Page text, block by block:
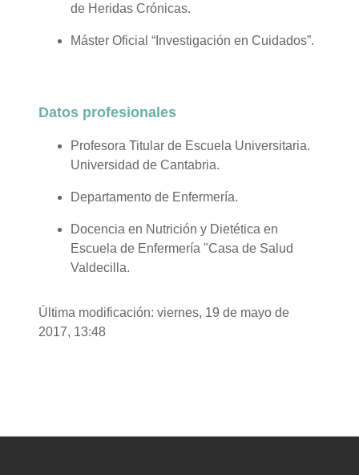
de Heridas Crónicas.
Máster Oficial “Investigación en Cuidados”.
Datos profesionales
Profesora Titular de Escuela Universitaria.
Universidad de Cantabria.
Departamento de Enfermería.
Docencia en Nutrición y Dietética en
Escuela de Enfermería "Casa de Salud
Valdecilla.
Última modificación: viernes, 19 de mayo de
2017, 13:48